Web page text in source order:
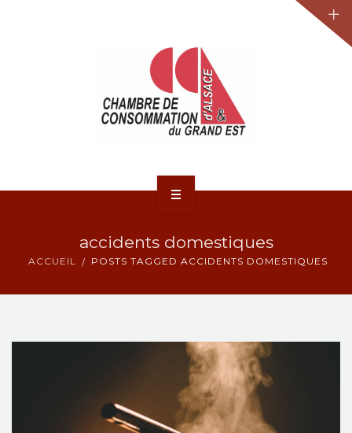
ACTUALITÉSaccidents domestiques
ACCUEIL POSTS TAGGED ACCIDENTS DOMESTIQUES